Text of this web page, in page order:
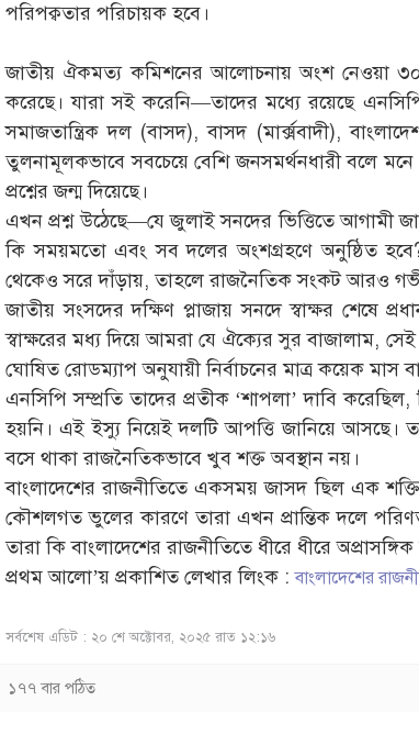
পরিপক্বতার পরিচায়ক হবে।
জাতীয় ঐকমত্য কমিশনের আলোচনায় অংশ নেওয়া
করেছে। যারা সই করেনি—তাদের মধ্যে রয়েছে
সমাজতান্ত্রিক দল (বাসদ), বাসদ (মার্ক্সবাদী),
তুলনামূলকভাবে সবচেয়ে বেশি জনসমর্থনধারী বলে
প্রশ্নের জন্ম দিয়েছে।
এখন প্রশ্ন উঠেছে—যে জুলাই সনদের ভিত্তিতে আগামী
কি সময়মতো এবং সব দলের অংশগ্রহণে অনুষ্ঠিত
থেকেও সরে দাঁড়ায়, তাহলে রাজনৈতিক সংকট আরও
জাতীয় সংসদের দক্ষিণ প্লাজায় সনদে স্বাক্ষর শেষে
স্বাক্ষরের মধ্য দিয়ে আমরা যে ঐক্যের সুর বাজালাম,
ঘোষিত রোডম্যাপ অনুযায়ী নির্বাচনের মাত্র কয়েক মাস
এনসিপি সম্প্রতি তাদের প্রতীক ‘শাপলা’ দাবি করেছিল,
হয়নি। এই ইস্যু নিয়েই দলটি আপত্তি জানিয়ে আসছে।
বসে থাকা রাজনৈতিকভাবে খুব শক্ত অবস্থান নয়।
বাংলাদেশের রাজনীতিতে একসময় জাসদ ছিল এক
কৌশলগত ভুলের কারণে তারা এখন প্রান্তিক দলে
তারা কি বাংলাদেশের রাজনীতিতে ধীরে ধীরে
প্রথম আলো’য় প্রকাশিত লেখার লিংক :বাংলাদেশের
সর্বশেষ এডিট : ২০ শে অক্টোবর, ২০২৫ রাত ১২:১৬
১৭৭ বার পঠিত